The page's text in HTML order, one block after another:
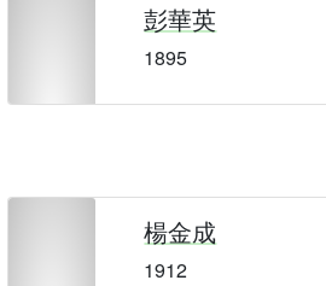
彭華英
1895
楊金成
1912